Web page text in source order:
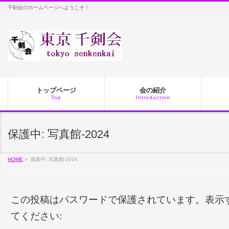
千剣会のホームページへようこそ！
トップページ
Top
会の紹介
Introduction
保護中: 写真館-2024
HOME » 保護中: 写真館-2024
この投稿はパスワードで保護されています。表
てください: